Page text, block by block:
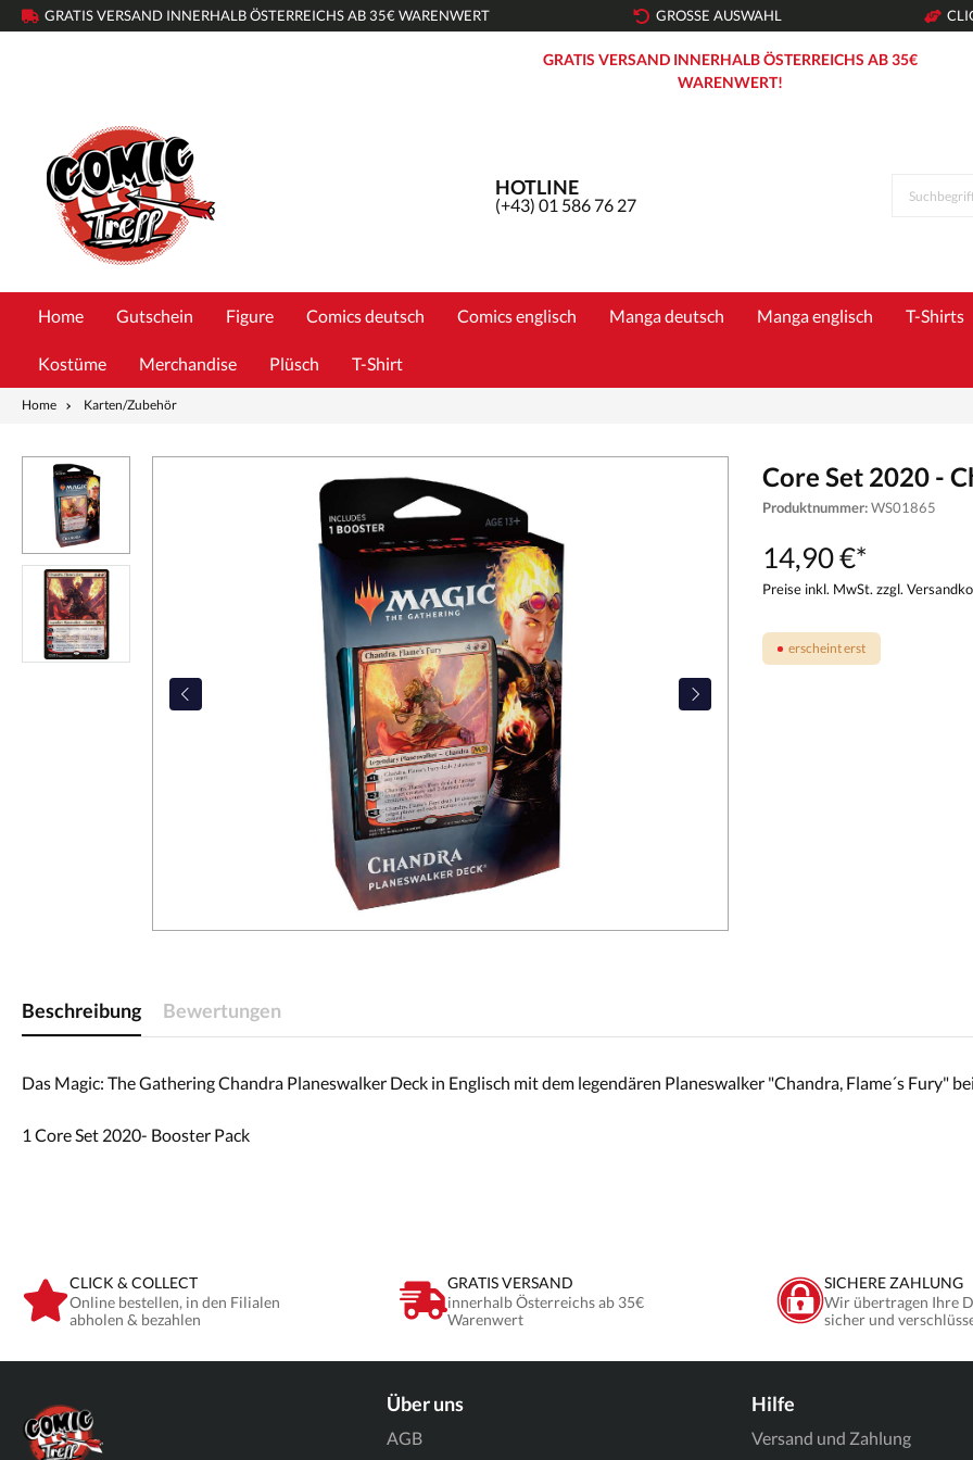
GRATIS VERSAND INNERHALB ÖSTERREICHS AB 35€ WARENWERT GROSSE AUSWAHL
GRATIS VERSAND INNERHALB ÖSTERREICHS AB 35€
WARENWERT!
HOTLINE
(+43) 01 586 76 27
Home Gutschein Figure Comics deutsch Comics englisch Manga deutsch Manga englisch T-Shirts
Kostüme Merchandise Plüsch T-Shirt
Home Karten/Zubehör
Core Set 2020 -
Produktnummer:WS01865
14,90 €*
Preise inkl. MwSt. zzgl.
erscheint erst
Beschreibung Bewertungen
Das Magic: The Gathering Chandra Planeswalker Deck in Englisch mit dem legendären Planeswalker "Chandra, Flame´s Fury"
1 Core Set 2020- Booster Pack
CLICK & COLLECT
Online bestellen, in den Filialen
abholen & bezahlen
GRATIS VERSAND
innerhalb Österreichs ab 35€
Warenwert
SICHERE ZAHLUNG
Wir übertragen Ihre
sicher und
Über uns
AGB
Hilfe
Versand und Zahlung